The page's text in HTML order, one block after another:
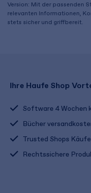
Version: Mit der passenden
relevanten Informationen,
stets sicher und griffbereit.
Ihre Haufe Shop
Software 4 Wochen
Bücher
Trusted Shops
Rechtssichere